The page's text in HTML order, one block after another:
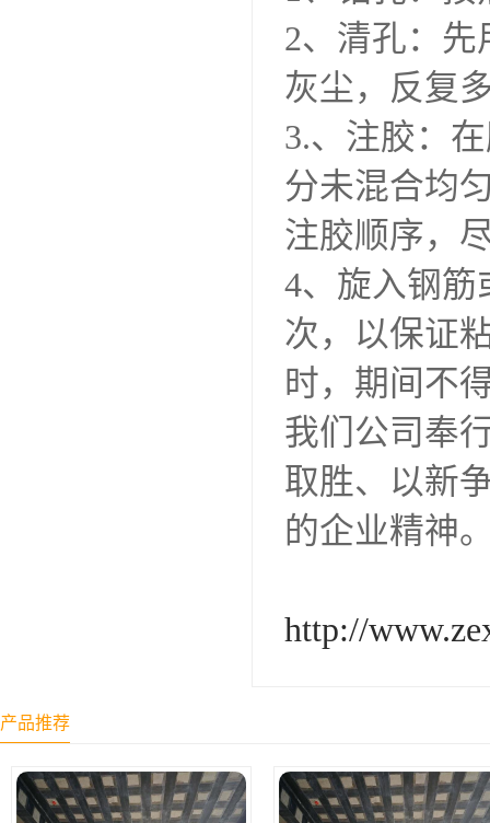
2、清孔：
灰尘，反复
3.、注胶：
分未混合均
注胶顺序，
4、旋入钢筋
次，以保证
时，期间不
我们公司奉
取胜、以新
的企业精神
http://
产品推荐